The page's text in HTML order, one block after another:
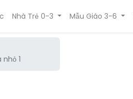
Nhà Trẻ 0-3 Mẫu Giáo 3-6
1